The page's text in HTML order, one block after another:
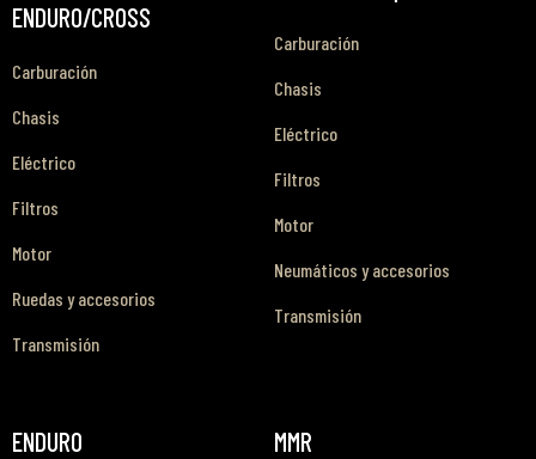
ENDURO/CROSS
Carburación
Chasis
Eléctrico
Filtros
Motor
Ruedas y accesorios
Transmisión
Carburación
Chasis
Eléctrico
Filtros
Motor
Neumáticos y accesorios
Transmisión
ENDURO
MMR